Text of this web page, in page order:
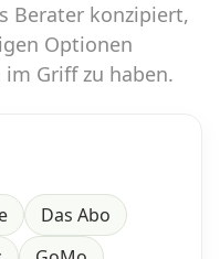
Berater konzipiert,
Optionen
Griff zu haben.
Das Abo